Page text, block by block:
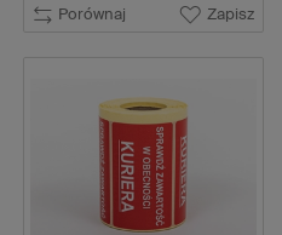
Porównaj Zapisz